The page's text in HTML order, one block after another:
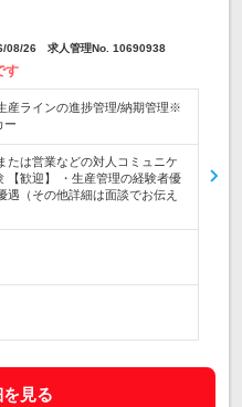
08/26 求人管理No. 10690938
す
産ラインの進捗管理/納期管理※
ー
たは営業などの対人コミュニケ
【歓迎】 ・生産管理の経験者優
遇（その他詳細は面談でお伝え
見る